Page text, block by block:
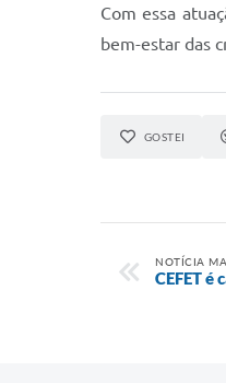
Com essa
bem-estar das
GOSTEI
NOTÍCIA
CEFET é